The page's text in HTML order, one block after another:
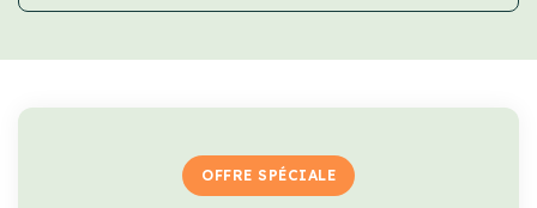
OFFRE SPÉCIALE